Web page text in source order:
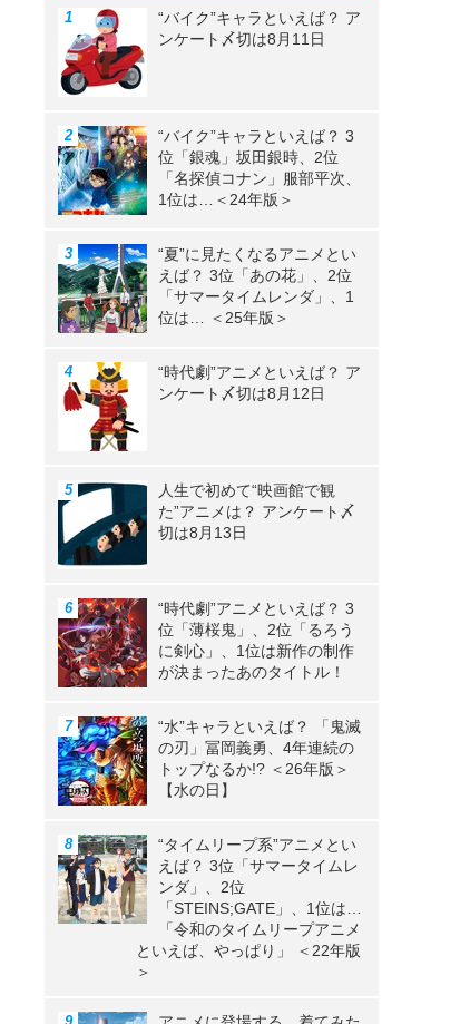
“バイク”キャラといえば？ ア
ンケート〆切は8月11日
“バイク”キャラといえば？ 3
位「銀魂」坂田銀時、2位
「名探偵コナン」服部平次、
1位は…＜24年版＞
“夏”に見たくなるアニメとい
えば？ 3位「あの花」、2位
「サマータイムレンダ」、1
位は… ＜25年版＞
“時代劇”アニメといえば？ ア
ンケート〆切は8月12日
人生で初めて“映画館で観
た”アニメは？ アンケート〆
切は8月13日
“時代劇”アニメといえば？ 3
位「薄桜鬼」、2位「るろう
に剣心」、1位は新作の制作
が決まったあのタイトル！
“水”キャラといえば？ 「鬼滅
の刃」冨岡義勇、4年連続の
トップなるか!? ＜26年版＞
【水の日】
“タイムリープ系”アニメとい
えば？ 3位「サマータイムレ
ンダ」、2位
「STEINS;GATE」、1位は…
「令和のタイムリープアニメ
といえば、やっぱり」 ＜22年版
＞